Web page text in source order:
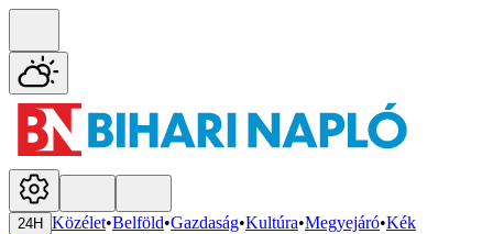
24H Közélet•Belföld•Gazdaság•Kultúra•Megyejáró•Kék